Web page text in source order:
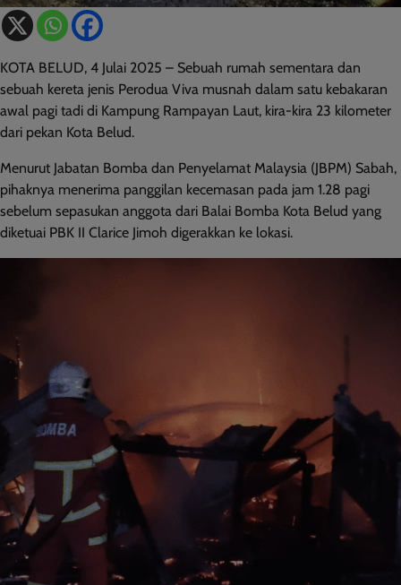
KOTA BELUD, 4 Julai 2025 – Sebuah rumah sementara dan
sebuah kereta jenis Perodua Viva musnah dalam satu kebakaran
awal pagi tadi di Kampung Rampayan Laut, kira-kira 23 kilometer
dari pekan Kota Belud.
Menurut Jabatan Bomba dan Penyelamat Malaysia (JBPM) Sabah,
pihaknya menerima panggilan kecemasan pada jam 1.28 pagi
sebelum sepasukan anggota dari Balai Bomba Kota Belud yang
diketuai PBK II Clarice Jimoh digerakkan ke lokasi.